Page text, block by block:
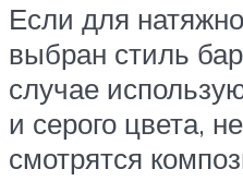
Если для
выбран стиль
случае
и серого цвета,
смотрятся